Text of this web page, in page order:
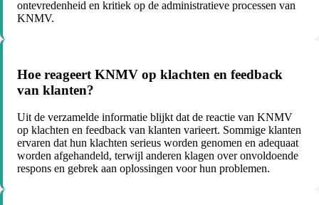
ontevredenheid en kritiek op de administratieve processen van
KNMV.
Hoe reageert KNMV op klachten en feedback
van klanten?
Uit de verzamelde informatie blijkt dat de reactie van KNMV
op klachten en feedback van klanten varieert. Sommige klanten
ervaren dat hun klachten serieus worden genomen en adequaat
worden afgehandeld, terwijl anderen klagen over onvoldoende
respons en gebrek aan oplossingen voor hun problemen.